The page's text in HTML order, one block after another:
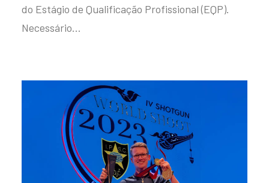
do Estágio de Qualificação Profissional (EQP).
Necessário…